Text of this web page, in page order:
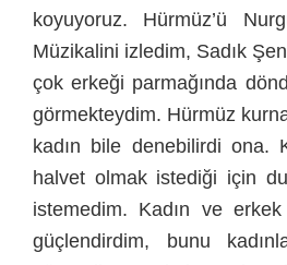
koyuyoruz. Hürmüz’ü
Müzikalini izledim, Sadık
çok erkeği parmağında
görmekteydim. Hürmüz
kadın bile denebilirdi ona.
halvet olmak istediği için
istemedim. Kadın ve erkek
güçlendirdim, bunu